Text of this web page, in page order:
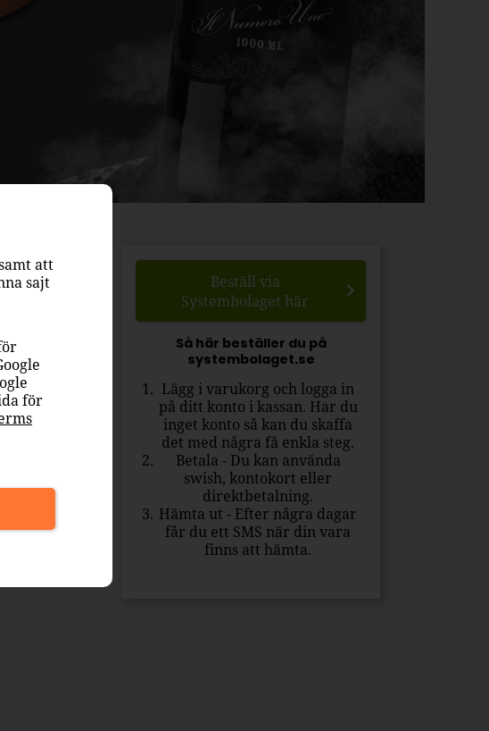
Beställ via
Systembolaget här
Så här beställer du på
systembolaget.se
Lägg i varukorg och logga in
på ditt konto i kassan. Har du
inget konto så kan du skaffa
det med några få enkla steg.
Betala - Du kan använda
swish, kontokort eller
direktbetalning.
Hämta ut - Efter några dagar
får du ett SMS när din vara
finns att hämta.
att
sajt
för